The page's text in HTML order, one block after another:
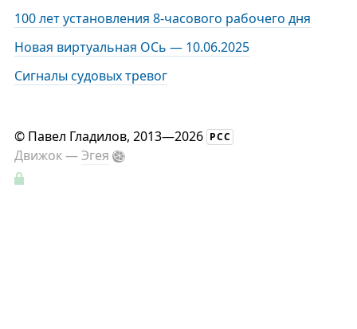
100 лет установления 8-часового рабочего дня
Новая виртуальная ОСь — 10.06.2025
Сигналы судовых тревог
© Павел Гладилов, 2013—2026 РСС
Движок —Эгея